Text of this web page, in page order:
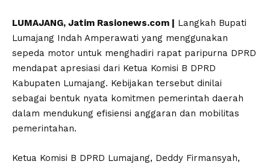
LUMAJANG, Jatim Rasionews.com | Langkah Bupati
Lumajang Indah Amperawati yang menggunakan
sepeda motor untuk menghadiri rapat paripurna DPRD
mendapat apresiasi dari Ketua Komisi B DPRD
Kabupaten Lumajang. Kebijakan tersebut dinilai
sebagai bentuk nyata komitmen pemerintah daerah
dalam mendukung efisiensi anggaran dan mobilitas
pemerintahan.
Ketua Komisi B DPRD Lumajang, Deddy Firmansyah,